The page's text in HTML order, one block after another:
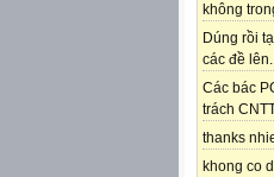
không
Dúng rồi
các đề
Các bác
trách
thanks
khong co